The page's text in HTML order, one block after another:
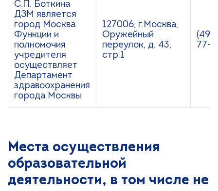
С.П. Боткина
ДЗМ является
город Москва.
Функции и
полномочия
учредителя
осуществляет
Департамент
здравоохранения
города Москвы
127006, г.Москва,
Оружейный
переулок, д. 43,
стр.1
77-
Места осуществления
образовательной
деятельности, в том числе не